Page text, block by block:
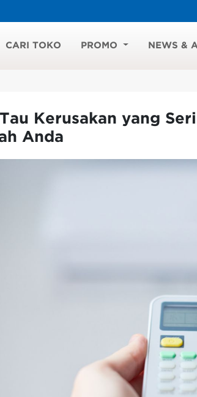
CARI TOKO PROMO NEWS &
Kerusakan yang
Anda